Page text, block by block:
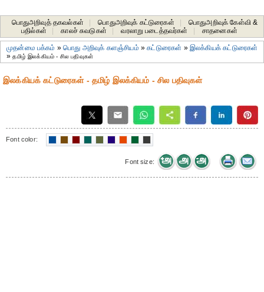
பொதுஅறிவுத் தகவல்கள் பொதுஅறிவுக் கட்டுரைகள்
பொதுஅறிவுக் கேள்வி &
பதில்கள்
காலச் சுவடுகள் வரலாறு படைத்தவர்கள் சாதனைகள்‎
முதன்மை பக்கம் »பொது அறிவுக் களஞ்சியம் »கட்டுரைகள் » இலக்கியக் கட்டுரைகள்
»தமிழ் இலக்கியம் - சில பதிவுகள்
இலக்கியக் கட்டுரைகள் - தமிழ் இலக்கியம் - சில பதிவுகள்
Font color:
Font size: